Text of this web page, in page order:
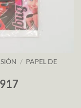
/ PAPEL DE